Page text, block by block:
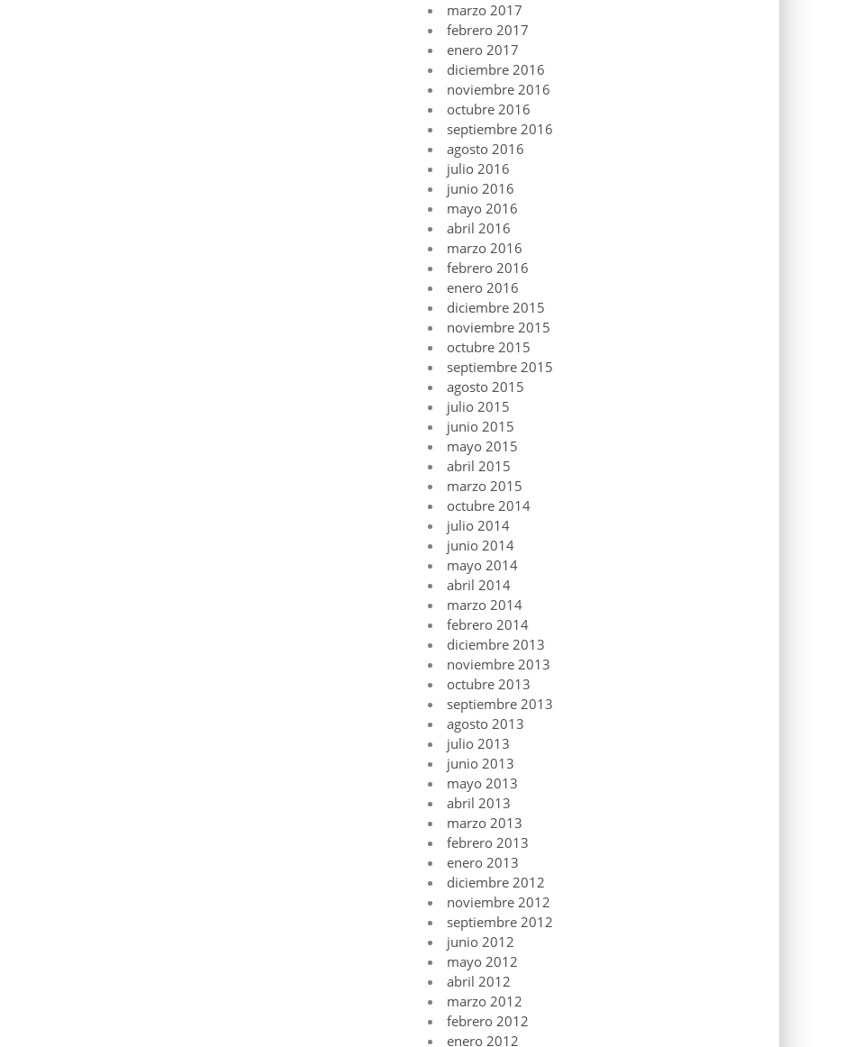
marzo 2017
febrero 2017
enero 2017
diciembre 2016
noviembre 2016
octubre 2016
septiembre 2016
agosto 2016
julio 2016
junio 2016
mayo 2016
abril 2016
marzo 2016
febrero 2016
enero 2016
diciembre 2015
noviembre 2015
octubre 2015
septiembre 2015
agosto 2015
julio 2015
junio 2015
mayo 2015
abril 2015
marzo 2015
octubre 2014
julio 2014
junio 2014
mayo 2014
abril 2014
marzo 2014
febrero 2014
diciembre 2013
noviembre 2013
octubre 2013
septiembre 2013
agosto 2013
julio 2013
junio 2013
mayo 2013
abril 2013
marzo 2013
febrero 2013
enero 2013
diciembre 2012
noviembre 2012
septiembre 2012
junio 2012
mayo 2012
abril 2012
marzo 2012
febrero 2012
enero 2012